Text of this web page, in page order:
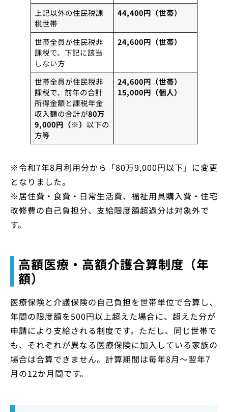
上記以外の住民税課
税世帯
44,400円（世帯）
世帯全員が住民税非
課税で、下記に該当
しない方
24,600円（世帯）
世帯全員が住民税非
課税で、前年の合計
所得金額と課税年金
収入額の合計が80万
9,000円（※）以下の
方等
24,600円（世帯）
15,000円（個人）
※令和7年8月利用分から「80万9,000円以下」に変更
となりました。
※居住費・食費・日常生活費、福祉用具購入費・住宅
改修費の自己負担分、支給限度額超過分は対象外で
す。
高額医療・高額介護合算制度（年
額）
医療保険と介護保険の自己負担を世帯単位で合算し、
年間の限度額を500円以上超えた場合に、超えた分が
申請により支給される制度です。ただし、同じ世帯で
も、それぞれが異なる医療保険に加入している家族の
場合は合算できません。計算期間は毎年8月〜翌年7
月の12か月間です。